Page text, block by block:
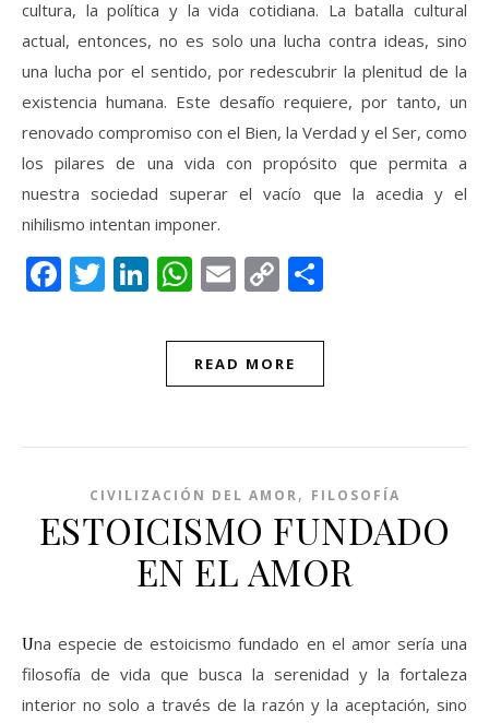
cultura, la política y la vida cotidiana. La batalla cultural
actual, entonces, no es solo una lucha contra ideas, sino
una lucha por el sentido, por redescubrir la plenitud de la
existencia humana. Este desafío requiere, por tanto, un
renovado compromiso con el Bien, la Verdad y el Ser, como
los pilares de una vida con propósito que permita a
nuestra sociedad superar el vacío que la acedia y el
nihilismo intentan imponer.
Facebook
Twitter
LinkedIn
WhatsApp
Email
Copy
READ MORE
CIVILIZACIÓN DEL AMOR, FILOSOFÍA
ESTOICISMO FUNDADO
EN EL AMOR
Una especie de estoicismo fundado en el amor sería una
filosofía de vida que busca la serenidad y la fortaleza
interior no solo a través de la razón y la aceptación, sino